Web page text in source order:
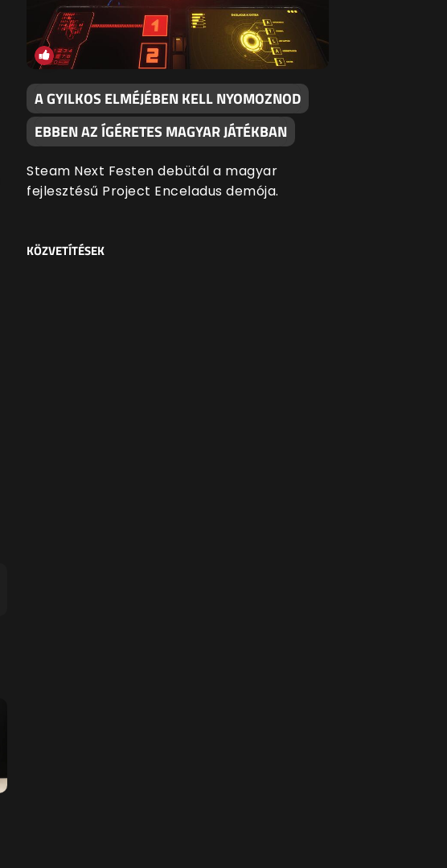
A GYILKOS ELMÉJÉBEN KELL NYOMOZNOD
EBBEN AZ ÍGÉRETES MAGYAR JÁTÉKBAN
Steam Next Festen debütál a magyar
fejlesztésű Project Enceladus demója.
KÖZVETÍTÉSEK